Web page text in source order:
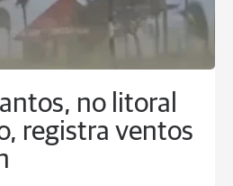
no litoral
registra ventos